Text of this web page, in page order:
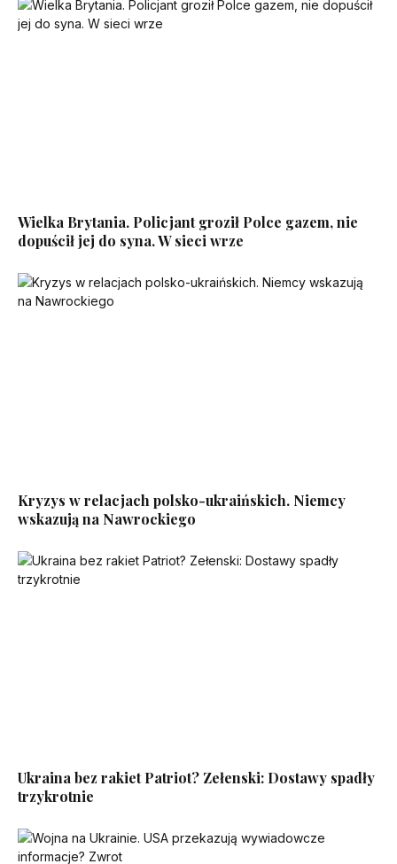
Wielka Brytania. Policjant groził Polce gazem, nie
dopuścił jej do syna. W sieci wrze
Kryzys w relacjach polsko-ukraińskich. Niemcy
wskazują na Nawrockiego
Ukraina bez rakiet Patriot? Zełenski: Dostawy spadły
trzykrotnie